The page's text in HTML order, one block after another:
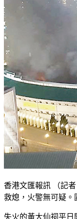
香港文匯報訊 （記
救熄，火警無可疑。
失火的黃大仙祠平日